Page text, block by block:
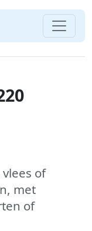
of
met
of